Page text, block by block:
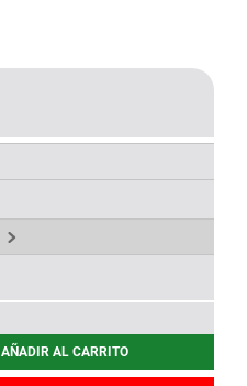
AÑADIR AL CARRITO